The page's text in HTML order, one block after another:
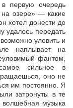
в первую очередь
озере» — какие
хотел донести до
удалось передать
уловить и
наплывает на
фантом,
сильное в
оно не
им постоянно. Я
затронуты в те
волшебная музыка